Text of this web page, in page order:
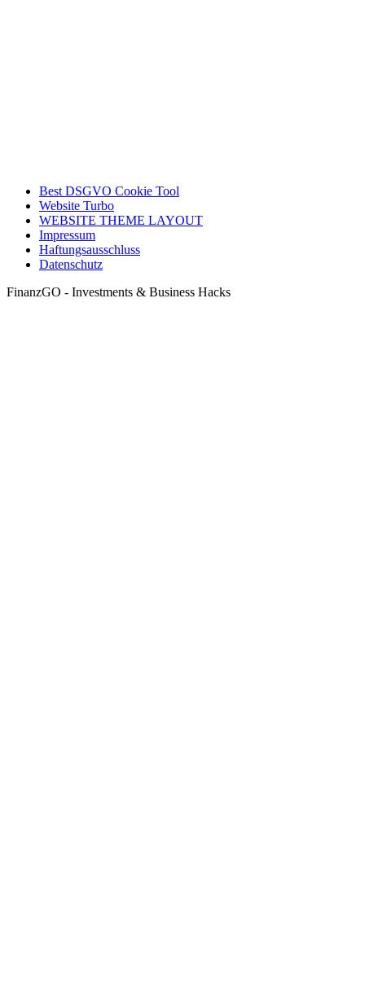
Best DSGVO Cookie Tool
Website Turbo
WEBSITE THEME LAYOUT
Impressum
Haftungsausschluss
Datenschutz
FinanzGO - Investments & Business Hacks